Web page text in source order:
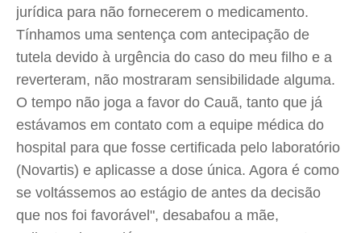
jurídica para não fornecerem o medicamento.
Tínhamos uma sentença com antecipação de
tutela devido à urgência do caso do meu filho e a
reverteram, não mostraram sensibilidade alguma.
O tempo não joga a favor do Cauã, tanto que já
estávamos em contato com a equipe médica do
hospital para que fosse certificada pelo laboratório
(Novartis) e aplicasse a dose única. Agora é como
se voltássemos ao estágio de antes da decisão
que nos foi favorável", desabafou a mãe,